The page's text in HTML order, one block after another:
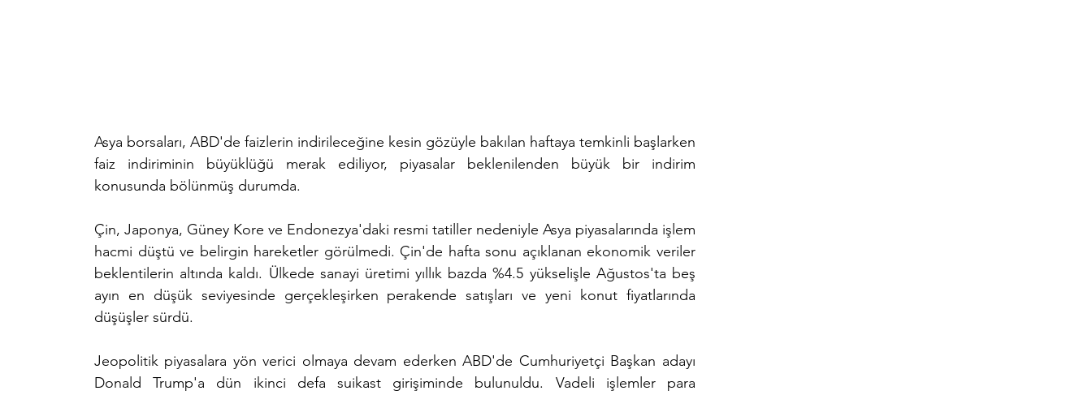
Asya borsaları, ABD'de faizlerin indirileceğine kesin gözüyle bakılan haftaya temkinli başlarken
faiz indiriminin büyüklüğü merak ediliyor, piyasalar beklenilenden büyük bir indirim
konusunda bölünmüş durumda.
Çin, Japonya, Güney Kore ve Endonezya'daki resmi tatiller nedeniyle Asya piyasalarında işlem
hacmi düştü ve belirgin hareketler görülmedi. Çin'de hafta sonu açıklanan ekonomik veriler
beklentilerin altında kaldı. Ülkede sanayi üretimi yıllık bazda %4.5 yükselişle Ağustos'ta beş
ayın en düşük seviyesinde gerçekleşirken perakende satışları ve yeni konut fiyatlarında
düşüşler sürdü.
Jeopolitik piyasalara yön verici olmaya devam ederken ABD'de Cumhuriyetçi Başkan adayı
Donald Trump'a dün ikinci defa suikast girişiminde bulunuldu. Vadeli işlemler para